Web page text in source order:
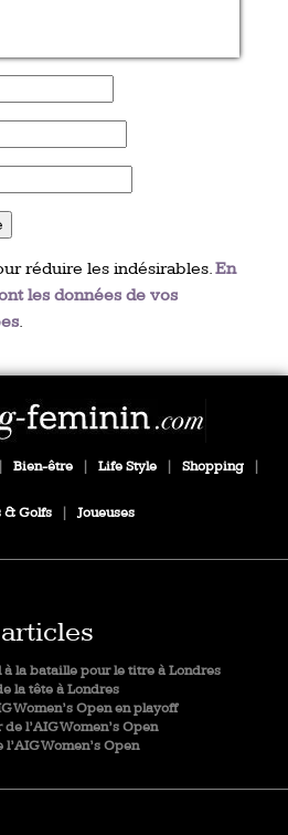
réduire les indésirables.En
les données de vos
.
Bien-être Life Style Shopping
& Golfs Joueuses
à la bataille pour le titre à Londres
la tête à Londres
Women’s Open en playoff
l’AIG Women’s Open
Women’s Open